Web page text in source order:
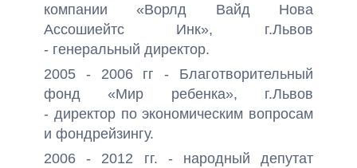
компании «Ворлд Вайд Нова
Ассошиейтс Инк», г.Львов
- генеральный директор.
2005 - 2006 гг - Благотворительный
фонд «Мир ребенка», г.Львов
- директор по экономическим вопросам
и фондрейзингу.
2006 - 2012 гг. - народный депутат